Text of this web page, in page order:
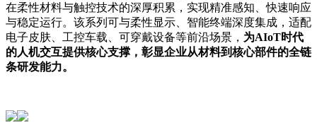
在柔性材料与触控技术的深厚积累，实现精准感知、快速响应
与稳定运行。该系列可与柔性显示、智能终端深度集成，适配
电子皮肤、工控车载、可穿戴设备等前沿场景， 为AIoT时代
的人机交互提供核心支撑，彰显企业从材料到核心部件的全链
条研发能力。